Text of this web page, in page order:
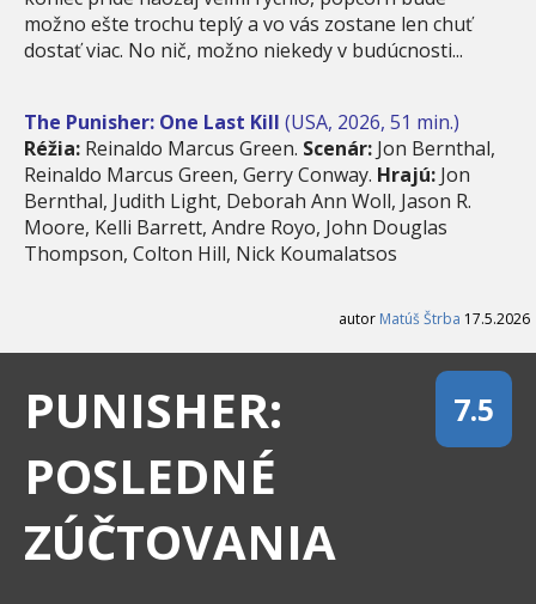
možno ešte trochu teplý a vo vás zostane len chuť
dostať viac. No nič, možno niekedy v budúcnosti...
The Punisher: One Last Kill (USA, 2026, 51 min.)
Réžia: Reinaldo Marcus Green. Scenár: Jon Bernthal,
Reinaldo Marcus Green, Gerry Conway. Hrajú: Jon
Bernthal, Judith Light, Deborah Ann Woll, Jason R.
Moore, Kelli Barrett, Andre Royo, John Douglas
Thompson, Colton Hill, Nick Koumalatsos
autor Matúš Štrba 17.5.2026
7.5
PUNISHER:
POSLEDNÉ
ZÚČTOVANIA